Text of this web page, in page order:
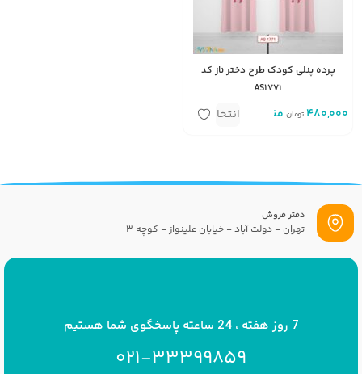
پرده پنلی کودک طرح دختر ناز کد
AS1771
480,000 تومان متر
انتخاب
دفتر فروش
تهران - دولت آباد - خیابان علینواز - کوچه 3
7 روز هفته ، 24 ساعته پاسخگوی شما هستیم
021-33399859